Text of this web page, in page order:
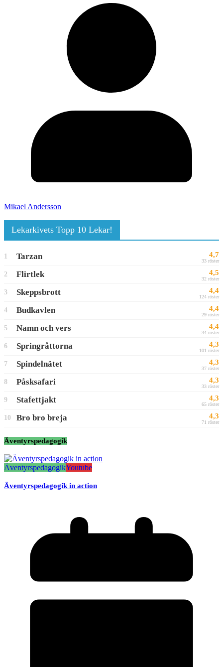
Mikael Andersson
Lekarkivets Topp 10 Lekar!
1 Tarzan 4,7
33 röster
2 Flirtlek 4,5
32 röster
3 Skeppsbrott 4,4
124 röster
4 Budkavlen 4,4
29 röster
5 Namn och vers 4,4
34 röster
6 Springråttorna 4,3
101 röster
7 Spindelnätet 4,3
37 röster
8 Påsksafari 4,3
33 röster
9 Stafettjakt 4,3
65 röster
10 Bro bro breja 4,3
71 röster
Äventyrspedagogik
ÄventyrspedagogikYoutube
Äventyrspedagogik in action